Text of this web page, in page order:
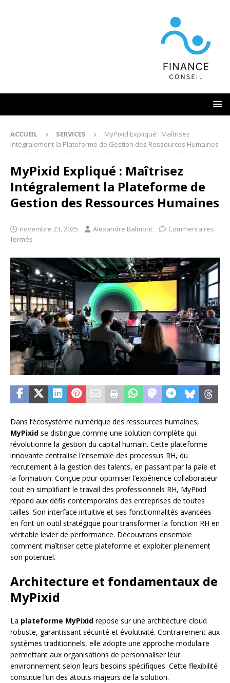
ACCUEIL SERVICES
MyPixid Expliqué : Maîtrisez
Intégralement la Plateforme de Gestion des Ressources Humaines
MyPixid Expliqué : Maîtrisez
Intégralement la Plateforme de
Gestion des Ressources Humaines
novembre 23, 2025 Alexandre Balmont
Commentaires
fermés
Dans l’écosystème numérique des ressources humaines,
MyPixid se distingue comme une solution complète qui
révolutionne la gestion du capital humain. Cette plateforme
innovante centralise l’ensemble des processus RH, du
recrutement à la gestion des talents, en passant par la paie et
la formation. Conçue pour optimiser l’expérience collaborateur
tout en simplifiant le travail des professionnels RH, MyPixid
répond aux défis contemporains des entreprises de toutes
tailles. Son interface intuitive et ses fonctionnalités avancées
en font un outil stratégique pour transformer la fonction RH en
véritable levier de performance. Découvrons ensemble
comment maîtriser cette plateforme et exploiter pleinement
son potentiel.
Architecture et fondamentaux de
MyPixid
La plateforme MyPixid repose sur une architecture cloud
robuste, garantissant sécurité et évolutivité. Contrairement aux
systèmes traditionnels, elle adopte une approche modulaire
permettant aux organisations de personnaliser leur
environnement selon leurs besoins spécifiques. Cette flexibilité
constitue l’un des atouts majeurs de la solution.